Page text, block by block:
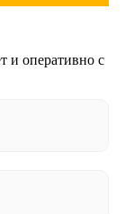
и оперативно с